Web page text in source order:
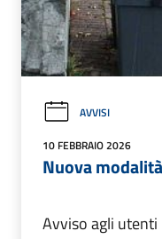
AVVISI
10 FEBBRAIO 2026
Nuova
Avviso agli utenti